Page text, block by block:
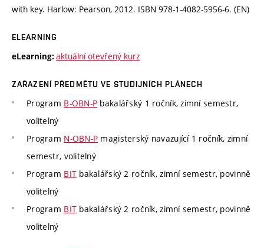
with key. Harlow: Pearson, 2012. ISBN 978-1-4082-5956-6. (EN)
ELEARNING
eLearning: aktuální otevřený kurz
ZAŘAZENÍ PŘEDMĚTU VE STUDIJNÍCH PLÁNECH
Program B-OBN-P bakalářský 1 ročník, zimní semestr,
volitelný
Program N-OBN-P magisterský navazující 1 ročník, zimní
semestr, volitelný
Program BIT bakalářský 2 ročník, zimní semestr, povinně
volitelný
Program BIT bakalářský 2 ročník, zimní semestr, povinně
volitelný